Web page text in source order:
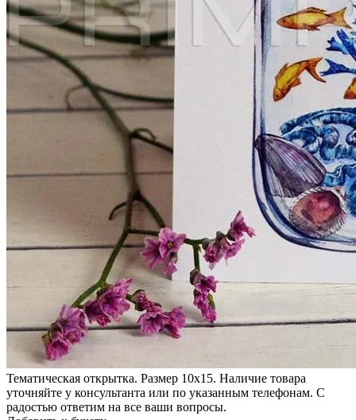
Тематическая открытка. Размер 10х15. Наличие товара
уточняйте у консультанта или по указанным телефонам. С
радостью ответим на все ваши вопросы.